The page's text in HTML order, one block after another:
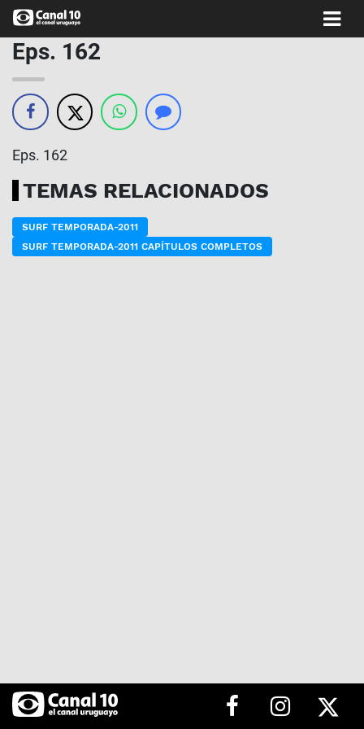
Eps. 162
Eps. 162
TEMAS RELACIONADOS
SURF TEMPORADA-2011
SURF TEMPORADA-2011 CAPÍTULOS COMPLETOS